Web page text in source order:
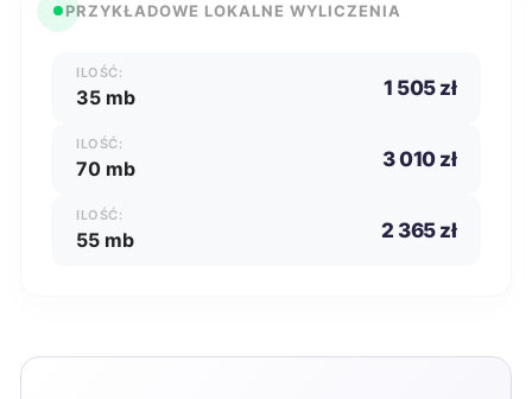
PRZYKŁADOWE LOKALNE WYLICZENIA
ILOŚĆ:
35 mb 1 505 zł
ILOŚĆ:
70 mb 3 010 zł
ILOŚĆ:
55 mb 2 365 zł